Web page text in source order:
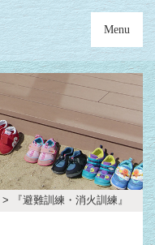
Menu
> 『避難訓練・消火訓練』